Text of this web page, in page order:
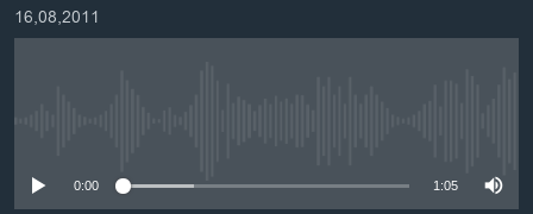
ໄປການເລືອກຕັ້ງ ປະທານາທີບໍດີ ສະຫະລັດ 2024
ອິດສະຫຼະພາບດ້ານການຂ່າວ
16,08,2011
0:00 1:05